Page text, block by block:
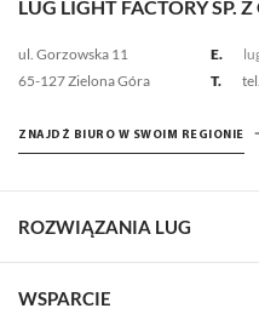
LUG LIGHT FACTORY SP. Z
ul. Gorzowska 11
65-127 Zielona Góra
E.
T.
tel.
ZNAJDŹ BIURO W SWOIM REGIONIE
ROZWIĄZANIA LUG
WSPARCIE